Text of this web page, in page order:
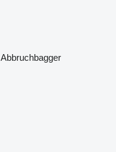
Abbruchbagger